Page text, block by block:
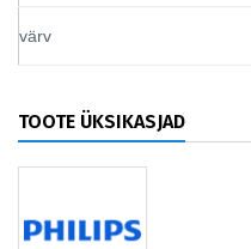
värv
TOOTE ÜKSIKASJAD